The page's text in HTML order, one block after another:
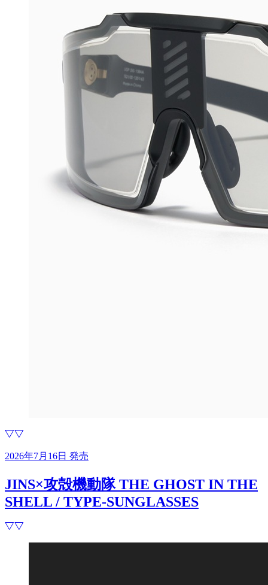
2026年7月16日 発売
JINS×攻殻機動隊 THE GHOST IN THE
SHELL / TYPE-SUNGLASSES